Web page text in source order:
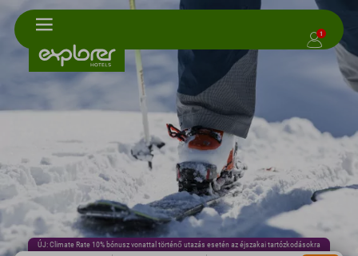
1
ÚJ: Climate Rate 10% bónusz vonattal történő utazás esetén az éjszakai tartózkodásokra